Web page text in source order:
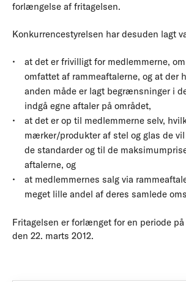
forlængelse af fritagelsen.
Konkurrencestyrelsen har desuden lagt
at det er frivilligt for medlemmerne,
omfattet af rammeaftalerne, og at der
anden måde er lagt begrænsninger i
indgå egne aftaler på området,
at det er op til medlemmerne selv,
mærker/produkter af stel og glas de
de standarder og til de
aftalerne, og
at medlemmernes salg via
meget lille andel af deres samlede
Fritagelsen er forlænget for en periode
den 22. marts 2012.